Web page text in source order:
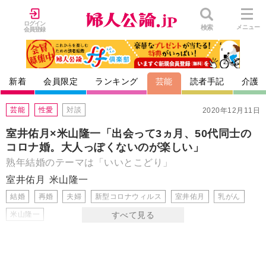
ログイン
会員登録
検索 メニュー
新着 会員限定 ランキング 芸能 読者手記 介護
2020年12月11日
芸能 性愛 対談
室井佑月×米山隆一「出会って3ヵ月、50代同士の
コロナ婚。大人っぽくないのが楽しい」
熟年結婚のテーマは「いいとこどり」
室井佑月
米山隆一
結婚 再婚 夫婦 新型コロナウィルス 室井佑月 乳がん
米山隆一